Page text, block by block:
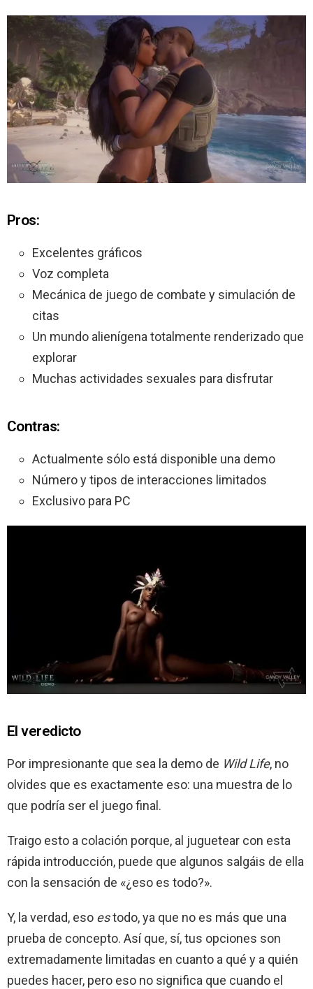
Pros:
Excelentes gráficos
Voz completa
Mecánica de juego de combate y simulación de
citas
Un mundo alienígena totalmente renderizado que
explorar
Muchas actividades sexuales para disfrutar
Contras:
Actualmente sólo está disponible una demo
Número y tipos de interacciones limitados
Exclusivo para PC
El veredicto
Por impresionante que sea la demo de Wild Life, no
olvides que es exactamente eso: una muestra de lo
que podría ser el juego final.
Traigo esto a colación porque, al juguetear con esta
rápida introducción, puede que algunos salgáis de ella
con la sensación de «¿eso es todo?».
Y, la verdad, eso estodo, ya que no es más que una
prueba de concepto. Así que, sí, tus opciones son
extremadamente limitadas en cuanto a qué y a quién
puedes hacer, pero eso no significa que cuando el